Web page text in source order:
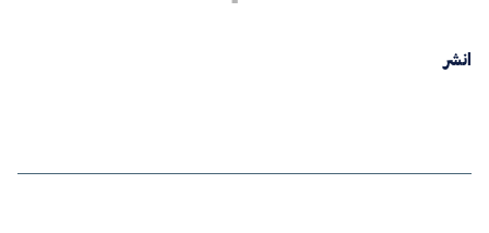
انشر